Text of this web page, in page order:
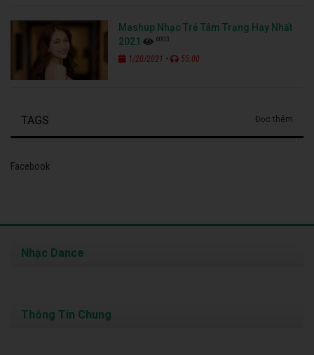
Mashup Nhạc Trẻ Tâm Trạng Hay Nhất
2021
6003
1/20/2021 - 55:00
TAGS Đọc thêm
Facebook
Nhạc Dance
Thông Tin Chung